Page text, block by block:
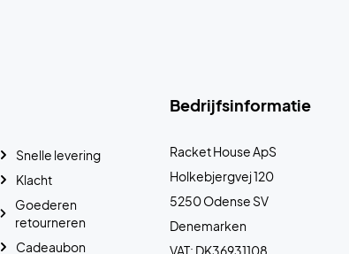
Bedrijfsinformatie
Racket House ApS
Holkebjergvej 120
5250 Odense SV
Denemarken
VAT: DK36931108
Snelle levering
Klacht
Goederen
retourneren
Cadeaubon